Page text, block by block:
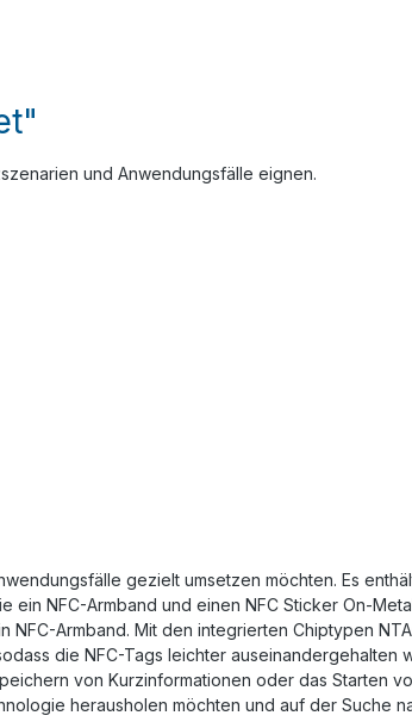
und Anwendungsfälle eignen.
gezielt umsetzen möchten. Es
NFC-Armband und einen NFC Sticker On-
Armband. Mit den integrierten Chiptypen
die NFC-Tags leichter auseinandergehalten
von Kurzinformationen oder das Starten
herausholen möchten und auf der Suche